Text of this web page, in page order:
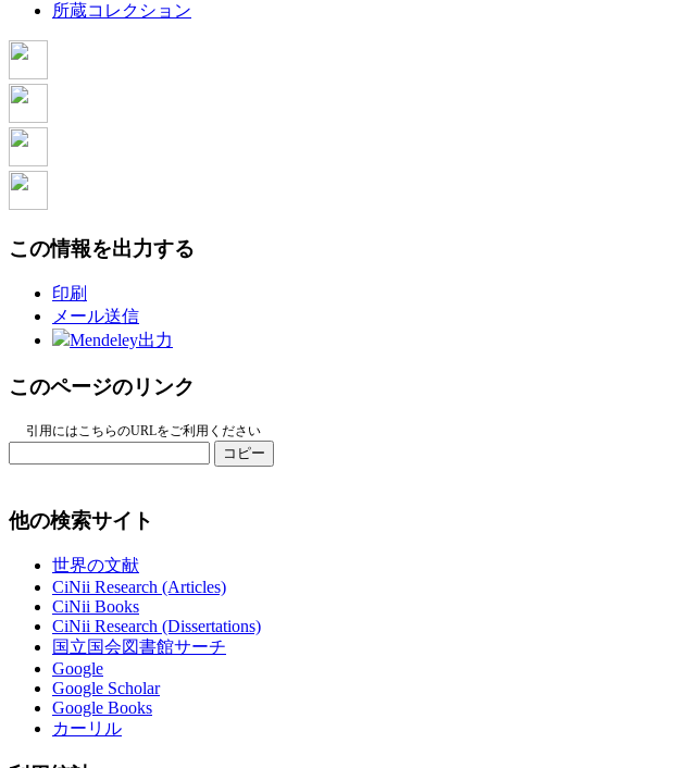
所蔵コレクション
この情報を出力する
印刷
メール送信
Mendeley出力
このページのリンク
引用にはこちらのURLをご利用ください
コピー
他の検索サイト
世界の文献
CiNii Research (Articles)
CiNii Books
CiNii Research (Dissertations)
国立国会図書館サーチ
Google
Google Scholar
Google Books
カーリル